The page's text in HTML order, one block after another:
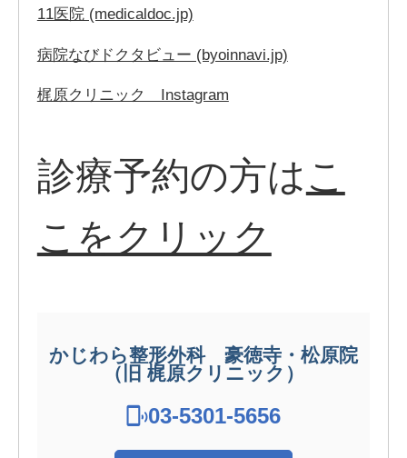
11医院 (medicaldoc.jp)
病院なびドクタビュー (byoinnavi.jp)
梶原クリニック Instagram
診療予約の方は こ
こをクリック
かじわら整形外科 豪徳寺・松原院
（旧 梶原クリニック）
03-5301-5656